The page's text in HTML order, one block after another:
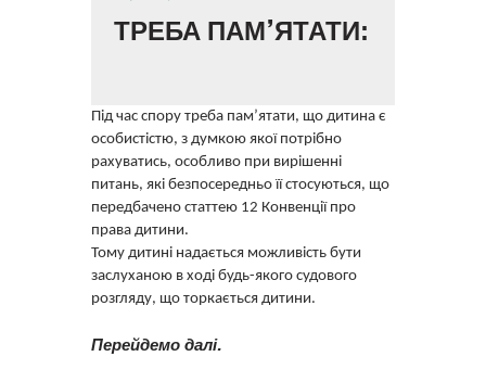
ТРЕБА ПАМ’ЯТАТИ:
Під час спору треба пам’ятати, що дитина є
особистістю, з думкою якої потрібно
рахуватись, особливо при вирішенні
питань, які безпосередньо її стосуються, що
передбачено статтею 12 Конвенції про
права дитини.
Тому дитині надається можливість бути
заслуханою в ході будь-якого судового
розгляду, що торкається дитини.
Перейдемо далі.